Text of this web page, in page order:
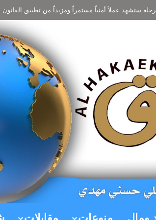
ستشهد عملاً أمنياً مستمراً ومزيداً من تطبيق القانون